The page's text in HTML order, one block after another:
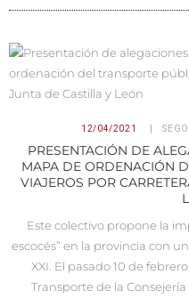
12/04/2021
PRESENTACIÓN DE
MAPA DE ORDENACIÓN
VIAJEROS POR
Este colectivo propone la
escocés” en la provincia con
XXI. El pasado 10 de
Transporte de la